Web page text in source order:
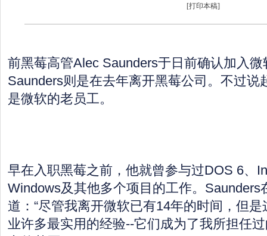
[打印本稿]
前黑莓高管Alec Saunders于日前确认加入
Saunders则是在去年离开黑莓公司。不过说
是微软的老员工。
早在入职黑莓之前，他就曾参与过DOS 6、
Windows及其他多个项目的工作。Saunders
道：“尽管我离开微软已有14年的时间，但
业许多最实用的经验--它们成为了我所担任